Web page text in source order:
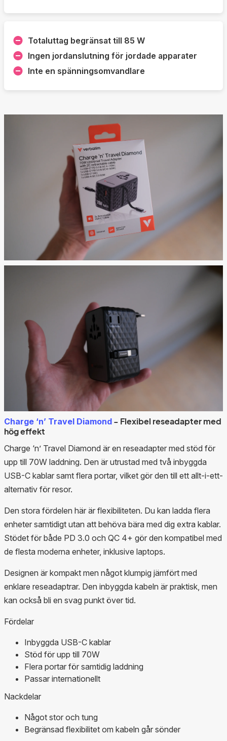
Totaluttag begränsat till 85 W
Ingen jordanslutning för jordade apparater
Inte en spänningsomvandlare
Charge ‘n’ Travel Diamond - Flexibel reseadapter med
hög effekt
Charge ‘n’ Travel Diamond är en reseadapter med stöd för
upp till 70W laddning. Den är utrustad med två inbyggda
USB-C kablar samt flera portar, vilket gör den till ett allt-i-ett-
alternativ för resor.
Den stora fördelen här är flexibiliteten. Du kan ladda flera
enheter samtidigt utan att behöva bära med dig extra kablar.
Stödet för både PD 3.0 och QC 4+ gör den kompatibel med
de flesta moderna enheter, inklusive laptops.
Designen är kompakt men något klumpig jämfört med
enklare reseadaptrar. Den inbyggda kabeln är praktisk, men
kan också bli en svag punkt över tid.
Fördelar
Inbyggda USB-C kablar
Stöd för upp till 70W
Flera portar för samtidig laddning
Passar internationellt
Nackdelar
Något stor och tung
Begränsad flexibilitet om kabeln går sönder